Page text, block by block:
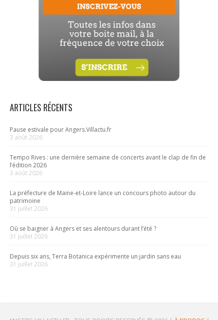
ARTICLES RÉCENTS
Pause estivale pour Angers.Villactu.fr
3 août 2026
Tempo Rives : une dernière semaine de concerts avant le clap de fin de
l’édition 2026
3 août 2026
La préfecture de Maine-et-Loire lance un concours photo autour du
patrimoine
31 juillet 2026
Où se baigner à Angers et ses alentours durant l’été ?
31 juillet 2026
Depuis six ans, Terra Botanica expérimente un jardin sans eau
31 juillet 2026